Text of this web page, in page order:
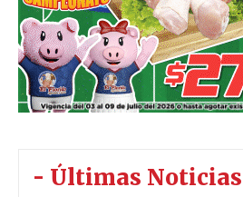
- Últimas Noticias